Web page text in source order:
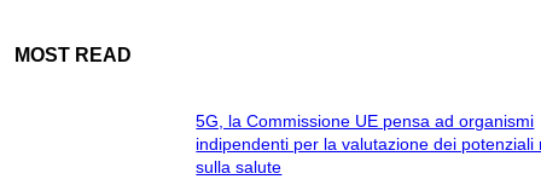
MOST READ
5G, la Commissione UE pensa ad organismi
indipendenti per la valutazione dei potenziali
sulla salute